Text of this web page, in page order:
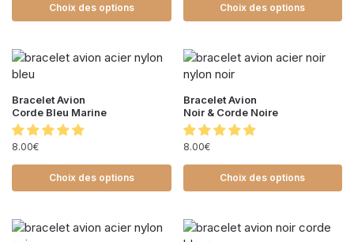
Choix des options Choix des options
Bracelet Avion
Corde Bleu Marine
8.00€
Choix des options
Bracelet Avion
Noir & Corde Noire
8.00€
Choix des options